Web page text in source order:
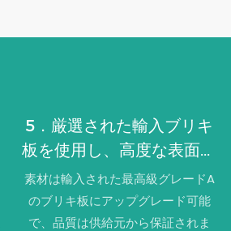
5．厳選された輸入ブリキ
板を使用し、高度な表面処
理工程を採用。
素材は輸入された最高級グレードA
のブリキ板にアップグレード可能
で、品質は供給元から保証されま